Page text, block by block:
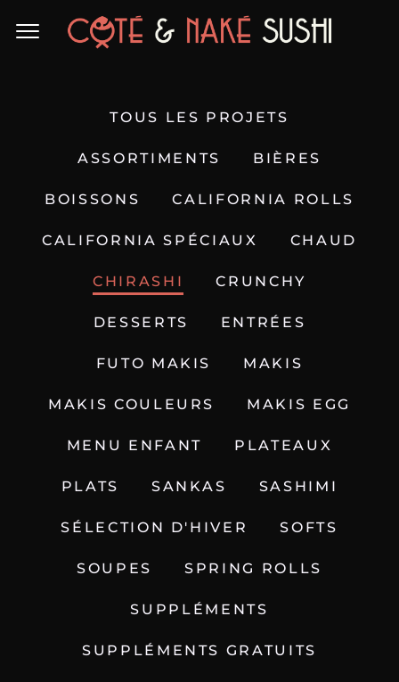
TOUS LES PROJETS
ASSORTIMENTS BIÈRES
BOISSONS CALIFORNIA ROLLS
CALIFORNIA SPÉCIAUX CHAUD
CHIRASHI CRUNCHY
DESSERTS ENTRÉES
FUTO MAKIS MAKIS
MAKIS COULEURS MAKIS EGG
MENU ENFANT PLATEAUX
PLATS SANKAS SASHIMI
SÉLECTION D'HIVER SOFTS
SOUPES SPRING ROLLS
SUPPLÉMENTS
SUPPLÉMENTS GRATUITS